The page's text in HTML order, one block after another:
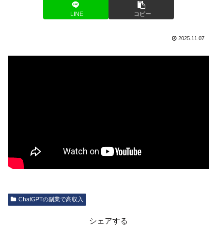
LINE コピー
2025.11.07
ChatGPTの副業で高収入
シェアする